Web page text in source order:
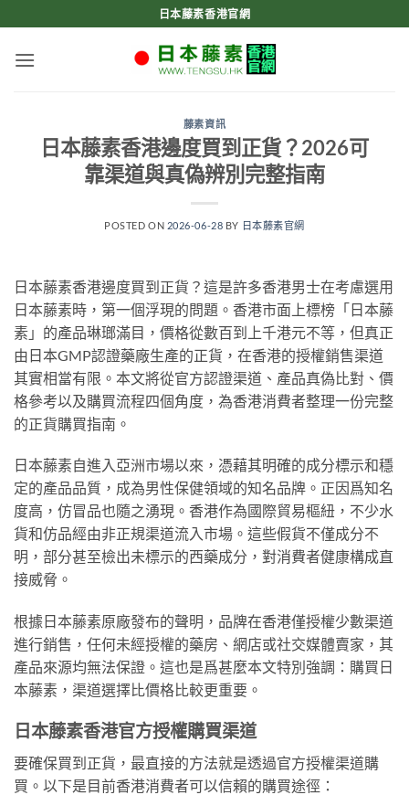
to
content
日本藤素香港官網
藤素資訊
日本藤素香港邊度買到正貨？2026可
靠渠道與真偽辨別完整指南
POSTED ON 2026-06-28 BY 日本藤素官網
日本藤素香港邊度買到正貨？這是許多香港男士在考慮選用
日本藤素時，第一個浮現的問題。香港市面上標榜「日本藤
素」的產品琳瑯滿目，價格從數百到上千港元不等，但真正
由日本GMP認證藥廠生產的正貨，在香港的授權銷售渠道
其實相當有限。本文將從官方認證渠道、產品真偽比對、價
格參考以及購買流程四個角度，為香港消費者整理一份完整
的正貨購買指南。
日本藤素自進入亞洲市場以來，憑藉其明確的成分標示和穩
定的產品品質，成為男性保健領域的知名品牌。正因爲知名
度高，仿冒品也隨之湧現。香港作為國際貿易樞紐，不少水
貨和仿品經由非正規渠道流入市場。這些假貨不僅成分不
明，部分甚至檢出未標示的西藥成分，對消費者健康構成直
接威脅。
根據日本藤素原廠發布的聲明，品牌在香港僅授權少數渠道
進行銷售，任何未經授權的藥房、網店或社交媒體賣家，其
產品來源均無法保證。這也是爲甚麼本文特別強調：購買日
本藤素，渠道選擇比價格比較更重要。
日本藤素香港官方授權購買渠道
要確保買到正貨，最直接的方法就是透過官方授權渠道購
買。以下是目前香港消費者可以信賴的購買途徑：